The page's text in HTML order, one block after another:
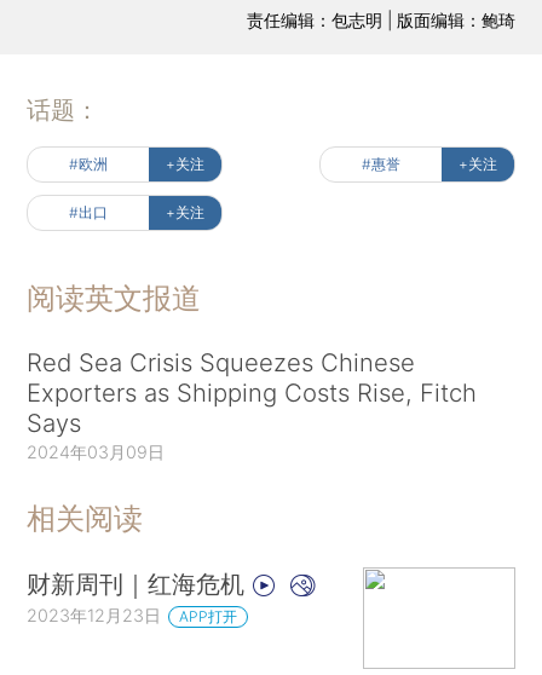
责任编辑：包志明 | 版面编辑：鲍琦
话题：
#欧洲 +关注 #惠誉 +关注
#出口 +关注
阅读英文报道
Red Sea Crisis Squeezes Chinese
Exporters as Shipping Costs Rise, Fitch
Says
2024年03月09日
相关阅读
财新周刊｜红海危机
2023年12月23日 APP打开